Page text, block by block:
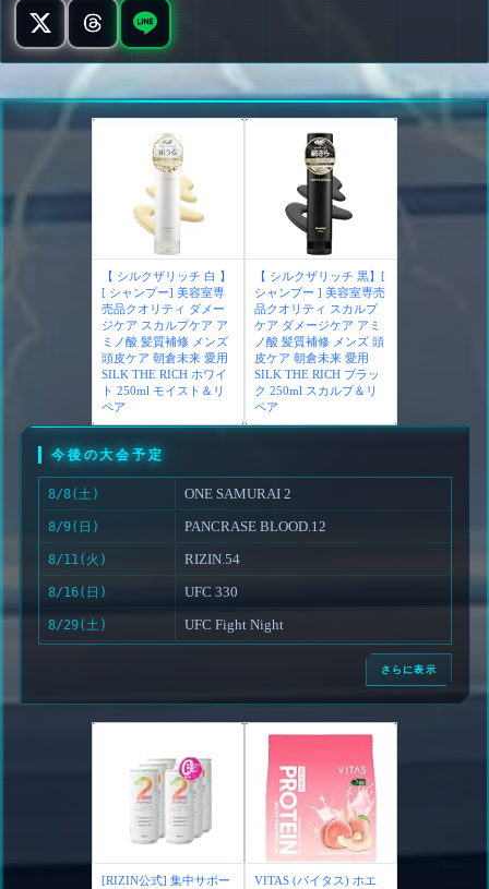
【 シルクザリッチ 白 】
[ シャンプー] 美容室専
売品クオリティ ダメー
ジケア スカルプケア ア
ミノ酸 髪質補修 メンズ
頭皮ケア 朝倉未来 愛用
SILK THE RICH ホワイ
ト 250ml モイスト＆リ
ペア
【 シルクザリッチ 黒】[
シャンプー ] 美容室専売
品クオリティ スカルプ
ケア ダメージケア アミ
ノ酸 髪質補修 メンズ 頭
皮ケア 朝倉未来 愛用
SILK THE RICH ブラッ
ク 250ml スカルプ＆リ
ペア
今後の大会予定
8/8(土) ONE SAMURAI 2
8/9(日) PANCRASE BLOOD.12
8/11(火) RIZIN.54
8/16(日) UFC 330
8/29(土) UFC Fight Night
さらに表示
[RIZIN公式] 集中サポー
VITAS (バイタス) ホエ